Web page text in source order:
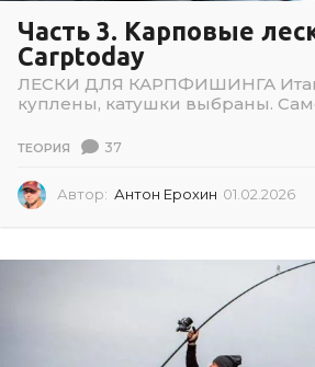
Часть 3. Карповые
Carptoday
ЛЕСКИ ДЛЯ КАРПФИШИНГА
куплены, катушки выбраны.
ТЕОРИЯ 37
Автор: Антон Ерохин 01.02.2026
0